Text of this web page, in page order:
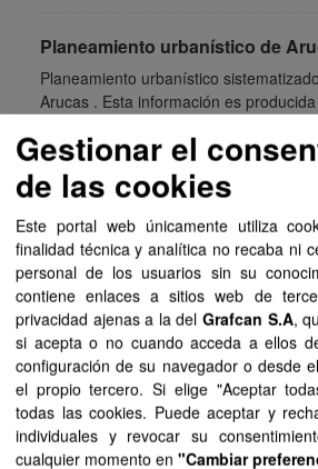
Planeamiento urbanístico de
Planeamiento urbanístico
Arucas . Esta información es
del...
SIPU PDF HTML FIP
Planeamiento urbanístico de
Planeamiento urbanístico
Barlovento . Esta información es
por el Gobierno de Canarias y ha
financiación del...
SIPU PDF HTML FIP
Planeamiento urbanístico de
Gestionar el
de las cookies
Este portal web únicamente utiliza
finalidad técnica y analítica no recaba ni
personal de los usuarios sin su
contiene enlaces a sitios web de
privacidad ajenas a la del Grafcan S.A,
si acepta o no cuando acceda a ellos
configuración de su navegador o desde
el propio tercero. Si elige "Aceptar
todas las cookies. Puede aceptar y
individuales y revocar su
cualquier momento en "Cambiar